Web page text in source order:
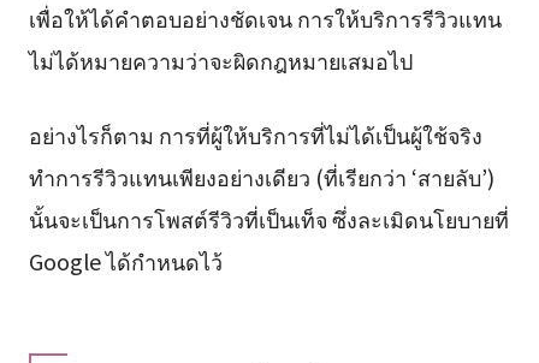
เพื่อให้ได้คำตอบอย่างชัดเจน การให้บริการรีวิวแทน
ไม่ได้หมายความว่าจะผิดกฎหมายเสมอไป
อย่างไรก็ตาม การที่ผู้ให้บริการที่ไม่ได้เป็นผู้ใช้จริง
ทำการรีวิวแทนเพียงอย่างเดียว (ที่เรียกว่า ‘สายลับ’)
นั้นจะเป็นการโพสต์รีวิวที่เป็นเท็จ ซึ่งละเมิดนโยบายที่
Google ได้กำหนดไว้